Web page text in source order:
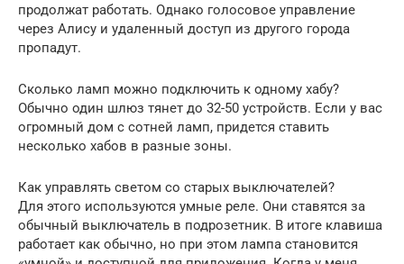
продолжат работать. Однако голосовое управление
через Алису и удаленный доступ из другого города
пропадут.
Сколько ламп можно подключить к одному хабу?
Обычно один шлюз тянет до 32-50 устройств. Если у вас
огромный дом с сотней ламп, придется ставить
несколько хабов в разные зоны.
Как управлять светом со старых выключателей?
Для этого используются умные реле. Они ставятся за
обычный выключатель в подрозетник. В итоге клавиша
работает как обычно, но при этом лампа становится